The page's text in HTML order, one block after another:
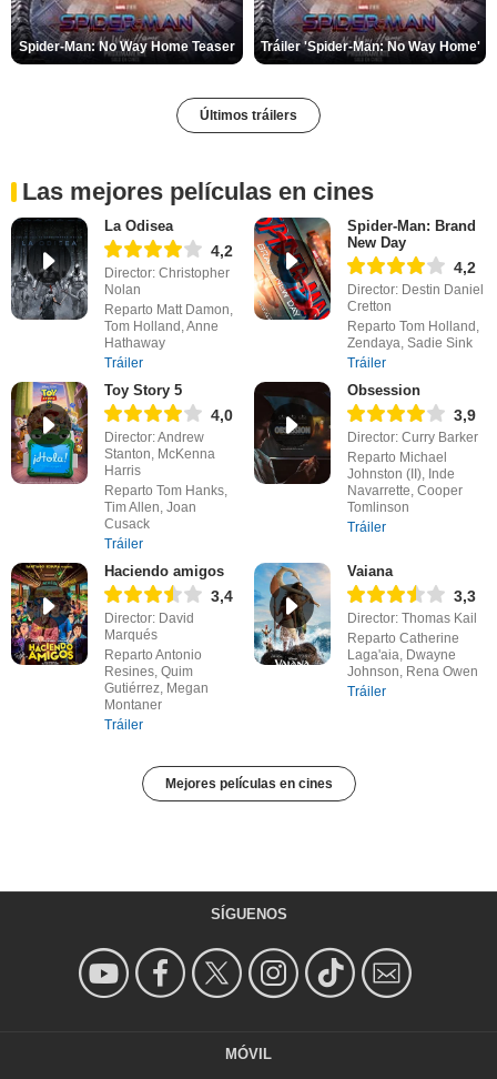
Spider-Man: No Way Home Teaser Tráiler 'Spider-Man: No Way Home'
Últimos tráilers
Las mejores películas en cines
La Odisea
4,2
Director: Christopher
Nolan
Reparto Matt Damon,
Tom Holland, Anne
Hathaway
Tráiler
Spider-Man: Brand
New Day
4,2
Director: Destin Daniel
Cretton
Reparto Tom Holland,
Zendaya, Sadie Sink
Tráiler
Toy Story 5
4,0
Director: Andrew
Stanton, McKenna
Harris
Reparto Tom Hanks,
Tim Allen, Joan
Cusack
Tráiler
Obsession
3,9
Director: Curry Barker
Reparto Michael
Johnston (II), Inde
Navarrette, Cooper
Tomlinson
Tráiler
Haciendo amigos
3,4
Director: David
Marqués
Reparto Antonio
Resines, Quim
Gutiérrez, Megan
Montaner
Tráiler
Vaiana
3,3
Director: Thomas Kail
Reparto Catherine
Laga'aia, Dwayne
Johnson, Rena Owen
Tráiler
Mejores películas en cines
SÍGUENOS
MÓVIL